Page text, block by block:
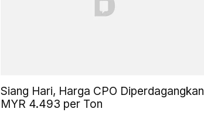
Siang Hari, Harga CPO Diperdagangkan
MYR 4.493 per Ton